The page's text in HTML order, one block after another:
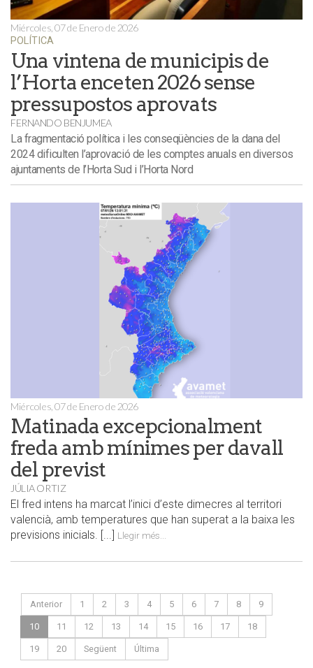
Miércoles, 07 de Enero de 2026
POLÍTICA
Una vintena de municipis de
l’Horta enceten 2026 sense
pressupostos aprovats
FERNANDO BENJUMEA
La fragmentació política i les conseqüències de la dana del
2024 dificulten l’aprovació de les comptes anuals en diversos
ajuntaments de l’Horta Sud i l’Horta Nord
Miércoles, 07 de Enero de 2026
Matinada excepcionalment
freda amb mínimes per davall
del previst
JÚLIA ORTIZ
El fred intens ha marcat l’inici d’este dimecres al territori
valencià, amb temperatures que han superat a la baixa les
previsions inicials. [...] Llegir més...
Anterior 1 2 3 4 5 6 7 8 9
10 11 12 13 14 15 16 17 18
19 20 Següent Última